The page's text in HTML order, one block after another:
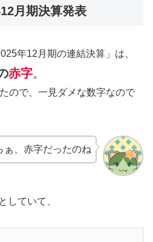
月期決算発表
年12月期の連結決算」は、
赤字。
ので、一見ダメな数字なので
ぁ、赤字だったのね
していて、